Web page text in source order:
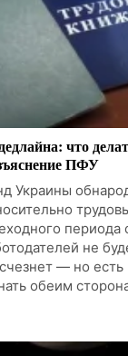
что
ПФУ
Украины
периода
не
— но
обеим